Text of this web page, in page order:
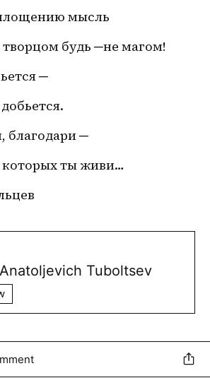
мысль
будь ─не магом!
─
─
ты живи…
Tuboltsev